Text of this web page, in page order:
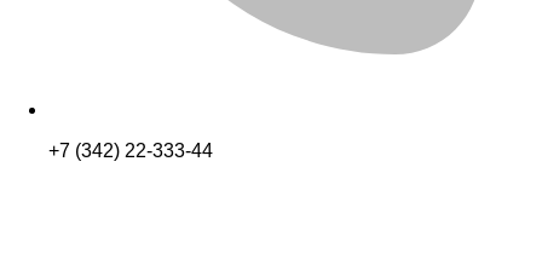
+7 (342) 22-333-44